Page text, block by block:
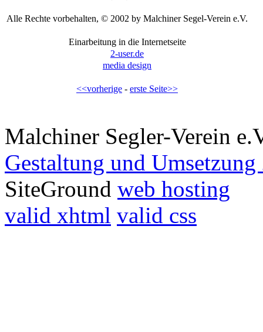
Alle Rechte vorbehalten, © 2002 by Malchiner Segel-Verein e.V.
Einarbeitung in die Internetseite
2-user.de
media design
<<vorherige - erste Seite>>
Malchiner Segler-Verein
Gestaltung und Umsetzung
SiteGround web hosting
valid xhtml valid css